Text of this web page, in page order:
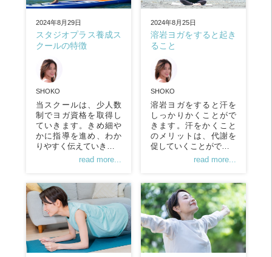
2024年8月29日
スタジオプラス養成ス
クールの特徴
SHOKO
当スクールは、少人数
制でヨガ資格を取得し
ていきます。きめ細や
かに指導を進め、わか
りやすく伝えていき…
read more...
2024年8月25日
溶岩ヨガをすると起き
ること
SHOKO
溶岩ヨガをすると汗を
しっかりかくことがで
きます。汗をかくこと
のメリットは、代謝を
促していくことがで…
read more...